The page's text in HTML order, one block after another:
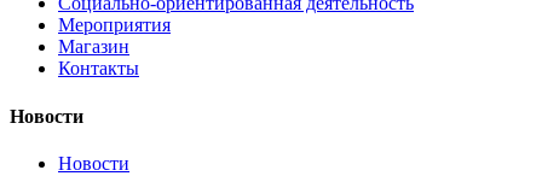
Мероприятия
Магазин
Контакты
Новости
Новости